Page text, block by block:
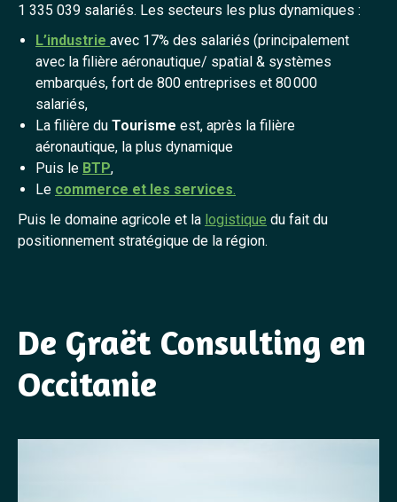
1 335 039 salariés. Les secteurs les plus dynamiques :
L’industrie avec 17% des salariés (principalement
avec la filière aéronautique/ spatial & systèmes
embarqués, fort de 800 entreprises et 80 000
salariés,
La filière du Tourisme est, après la filière
aéronautique, la plus dynamique
Puis le BTP,
Le commerce et les services
Puis le domaine agricole et la logistique du fait du
positionnement stratégique de la région.
De Graët Consulting en
Occitanie